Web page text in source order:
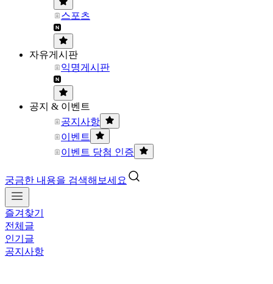
스포츠
자유게시판
익명게시판
공지 & 이벤트
공지사항
이벤트
이벤트 당첨 인증
궁금한 내용을 검색해보세요
즐겨찾기
전체글
인기글
공지사항